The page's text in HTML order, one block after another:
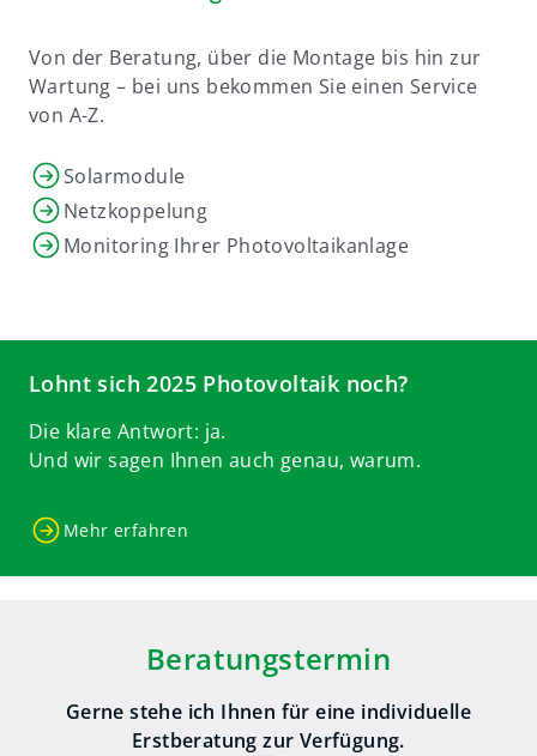
Von der Beratung, über die Montage bis hin zur
Wartung – bei uns bekommen Sie einen Service
von A-Z.
Solarmodule
Netzkoppelung
Monitoring Ihrer Photovoltaikanlage
Lohnt sich 2025 Photovoltaik noch?
Die klare Antwort: ja.
Und wir sagen Ihnen auch genau, warum.
Mehr erfahren
Beratungstermin
Gerne stehe ich Ihnen für eine individuelle
Erstberatung zur Verfügung.